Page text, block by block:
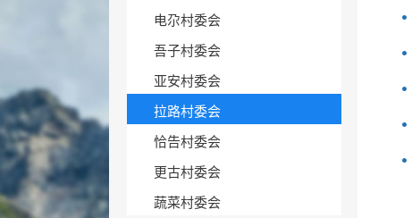
电尕村委会
吾子村委会
亚安村委会
拉路村委会
恰告村委会
更古村委会
蔬菜村委会